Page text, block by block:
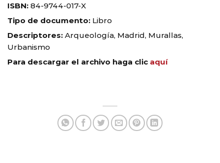
ISBN: 84-9744-017-X
Tipo de documento: Libro
Descriptores: Arqueología, Madrid, Murallas,
Urbanismo
Para descargar el archivo haga clic aquí